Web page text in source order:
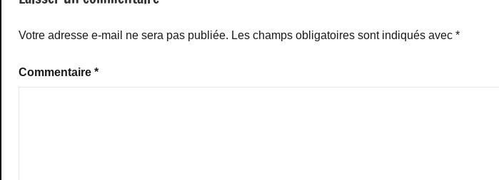
Votre adresse e-mail ne sera pas publiée. Les champs obligatoires sont indiqués avec *
Commentaire *